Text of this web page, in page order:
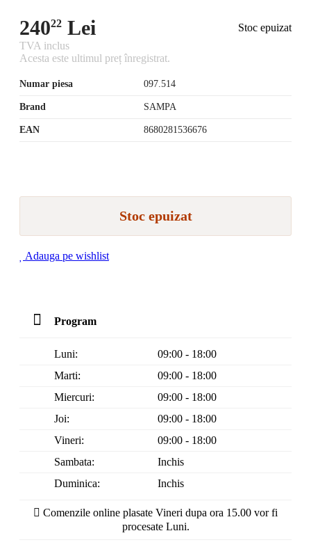
24022 Lei
Stoc epuizat
TVA inclus
Acesta este ultimul preț înregistrat.
Numar piesa 097.514
Brand SAMPA
EAN 8680281536676
Stoc epuizat
Adauga pe wishlist
Program
Luni:
09:00 - 18:00
Marti:
09:00 - 18:00
Miercuri:
09:00 - 18:00
Joi:
09:00 - 18:00
Vineri:
09:00 - 18:00
Sambata:
Inchis
Duminica:
Inchis
Comenzile online plasate Vineri dupa ora 15.00 vor fi
procesate Luni.